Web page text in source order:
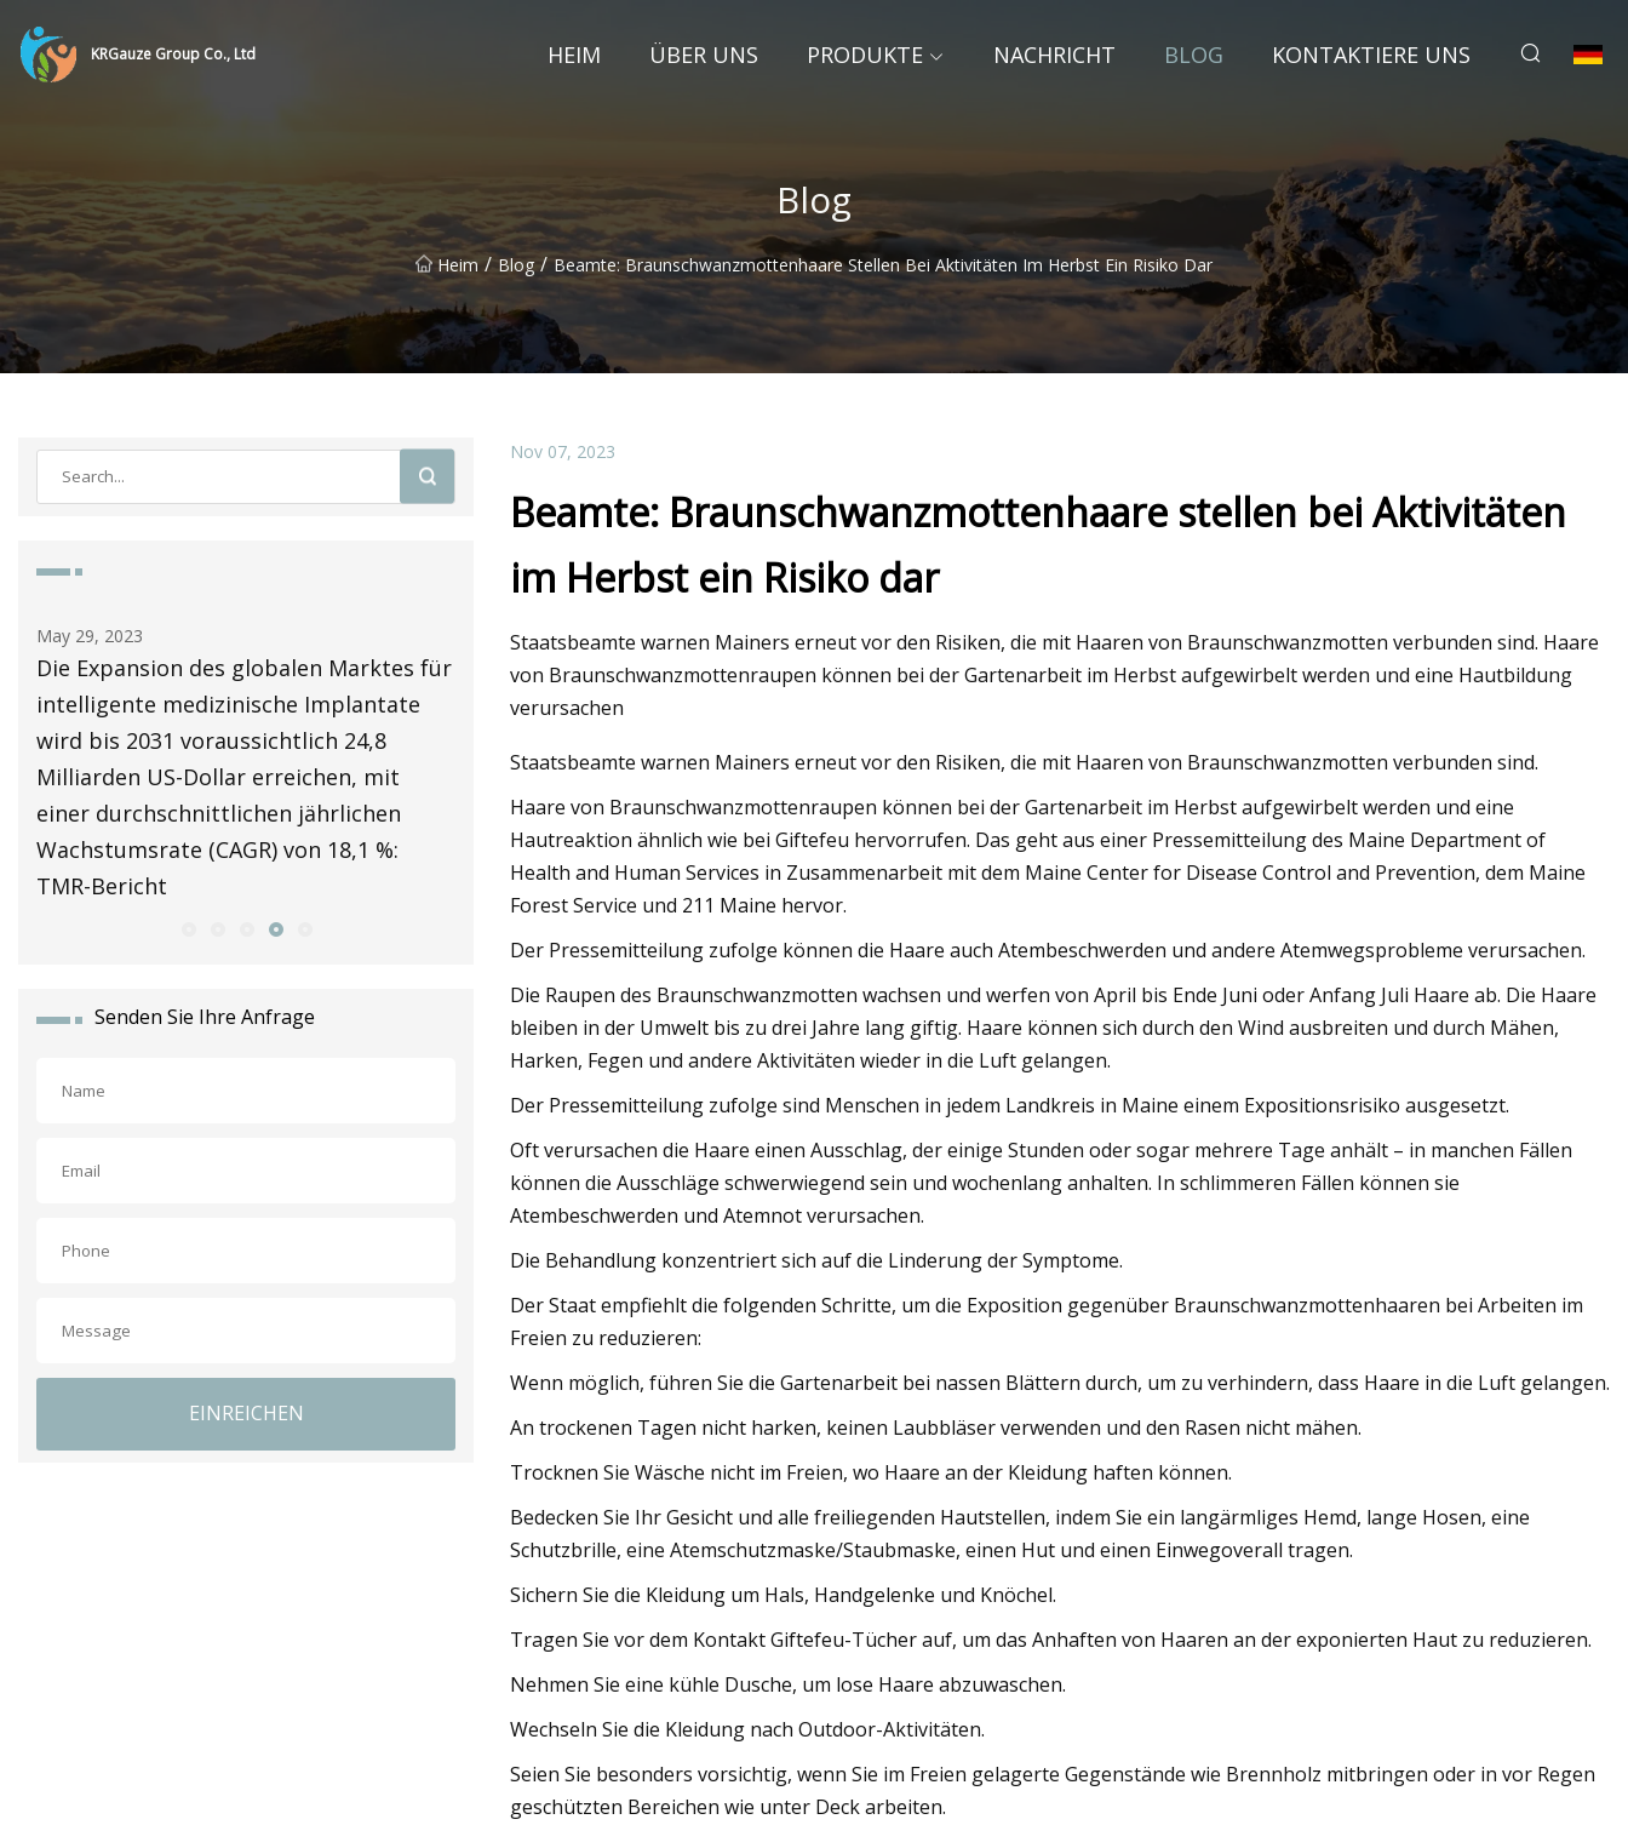
KRGauze Group Co., Ltd HEIM ÜBER UNS PRODUKTE NACHRICHT BLOG KONTAKTIERE UNS
Blog
Heim / Blog / Beamte: Braunschwanzmottenhaare Stellen Bei Aktivitäten Im Herbst Ein Risiko Dar
May 29, 2023
Die Expansion des globalen Marktes für
intelligente medizinische Implantate
wird bis 2031 voraussichtlich 24,8
Milliarden US-Dollar erreichen, mit
einer durchschnittlichen jährlichen
Wachstumsrate (CAGR) von 18,1 %:
TMR-Bericht
May 30, 2023
Drehmomentsensor prüft rotierende
Baugruppen
May 26, 2023
„MOH steht am Rande des
Senden Sie Ihre Anfrage
EINREICHEN
Nov 07, 2023
Beamte: Braunschwanzmottenhaare stellen bei Aktivitäten
im Herbst ein Risiko dar
Staatsbeamte warnen Mainers erneut vor den Risiken, die mit Haaren von Braunschwanzmotten verbunden sind. Haare
von Braunschwanzmottenraupen können bei der Gartenarbeit im Herbst aufgewirbelt werden und eine Hautbildung
verursachen
Staatsbeamte warnen Mainers erneut vor den Risiken, die mit Haaren von Braunschwanzmotten verbunden sind.
Haare von Braunschwanzmottenraupen können bei der Gartenarbeit im Herbst aufgewirbelt werden und eine
Hautreaktion ähnlich wie bei Giftefeu hervorrufen. Das geht aus einer Pressemitteilung des Maine Department of
Health and Human Services in Zusammenarbeit mit dem Maine Center for Disease Control and Prevention, dem Maine
Forest Service und 211 Maine hervor.
Der Pressemitteilung zufolge können die Haare auch Atembeschwerden und andere Atemwegsprobleme verursachen.
Die Raupen des Braunschwanzmotten wachsen und werfen von April bis Ende Juni oder Anfang Juli Haare ab. Die Haare
bleiben in der Umwelt bis zu drei Jahre lang giftig. Haare können sich durch den Wind ausbreiten und durch Mähen,
Harken, Fegen und andere Aktivitäten wieder in die Luft gelangen.
Der Pressemitteilung zufolge sind Menschen in jedem Landkreis in Maine einem Expositionsrisiko ausgesetzt.
Oft verursachen die Haare einen Ausschlag, der einige Stunden oder sogar mehrere Tage anhält – in manchen Fällen
können die Ausschläge schwerwiegend sein und wochenlang anhalten. In schlimmeren Fällen können sie
Atembeschwerden und Atemnot verursachen.
Die Behandlung konzentriert sich auf die Linderung der Symptome.
Der Staat empfiehlt die folgenden Schritte, um die Exposition gegenüber Braunschwanzmottenhaaren bei Arbeiten im
Freien zu reduzieren:
Wenn möglich, führen Sie die Gartenarbeit bei nassen Blättern durch, um zu verhindern, dass Haare in die Luft gelangen.
An trockenen Tagen nicht harken, keinen Laubbläser verwenden und den Rasen nicht mähen.
Trocknen Sie Wäsche nicht im Freien, wo Haare an der Kleidung haften können.
Bedecken Sie Ihr Gesicht und alle freiliegenden Hautstellen, indem Sie ein langärmliges Hemd, lange Hosen, eine
Schutzbrille, eine Atemschutzmaske/Staubmaske, einen Hut und einen Einwegoverall tragen.
Sichern Sie die Kleidung um Hals, Handgelenke und Knöchel.
Tragen Sie vor dem Kontakt Giftefeu-Tücher auf, um das Anhaften von Haaren an der exponierten Haut zu reduzieren.
Nehmen Sie eine kühle Dusche, um lose Haare abzuwaschen.
Wechseln Sie die Kleidung nach Outdoor-Aktivitäten.
Seien Sie besonders vorsichtig, wenn Sie im Freien gelagerte Gegenstände wie Brennholz mitbringen oder in vor Regen
geschützten Bereichen wie unter Deck arbeiten.